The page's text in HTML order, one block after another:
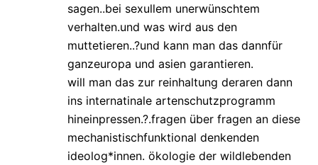
sagen..bei sexullem unerwünschtem
verhalten.und was wird aus den
muttetieren..?und kann man das dannfür
ganzeuropa und asien garantieren.
will man das zur reinhaltung deraren dann
ins internatinale artenschutzprogramm
hineinpressen.?.fragen über fragen an diese
mechanistischfunktional denkenden
ideolog*innen. ökologie der wildlebenden